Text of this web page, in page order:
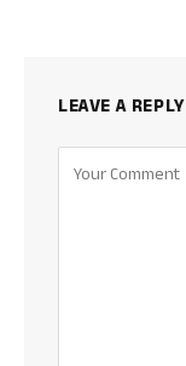
LEAVE A REPLY